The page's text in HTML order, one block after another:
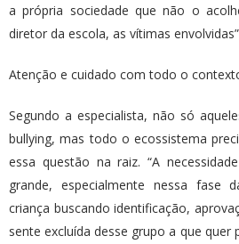
a própria sociedade que não o
diretor da escola, as vítimas
Atenção e cuidado com todo o
Segundo a especialista, não só
bullying, mas todo o ecossistema
essa questão na raiz. “A
grande, especialmente nessa fase
criança buscando identificação,
sente excluída desse grupo a que quer